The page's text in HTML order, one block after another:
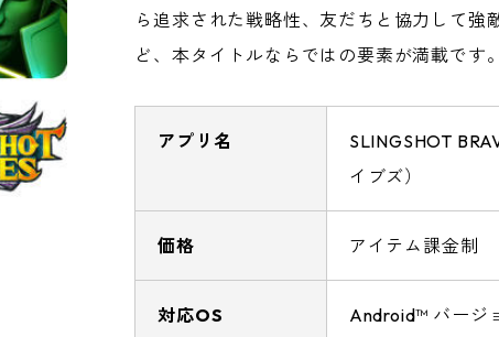
ら追求された戦略性、友だちと協力して強
ど、本タイトルならではの要素が満載です。
アプリ名
SLINGSHOT
イブズ）
価格 アイテム課金制
対応OS
Android™ バージ